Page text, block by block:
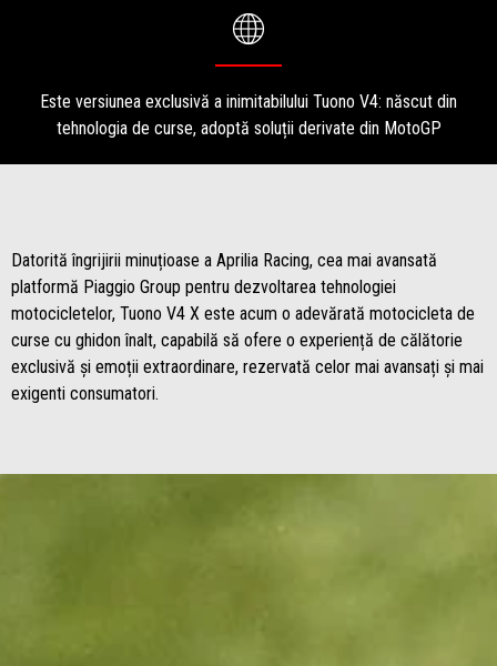
Este versiunea exclusivă a inimitabilului Tuono V4: născut din
tehnologia de curse, adoptă soluții derivate din MotoGP
Datorită îngrijirii minuțioase a Aprilia Racing, cea mai avansată
platformă Piaggio Group pentru dezvoltarea tehnologiei
motocicletelor, Tuono V4 X este acum o adevărată motocicleta de
curse cu ghidon înalt, capabilă să ofere o experiență de călătorie
exclusivă și emoții extraordinare, rezervată celor mai avansați și mai
exigenti consumatori.